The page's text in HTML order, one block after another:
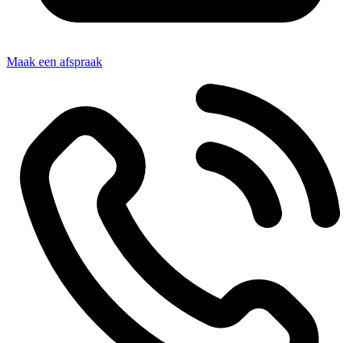
Maak een afspraak